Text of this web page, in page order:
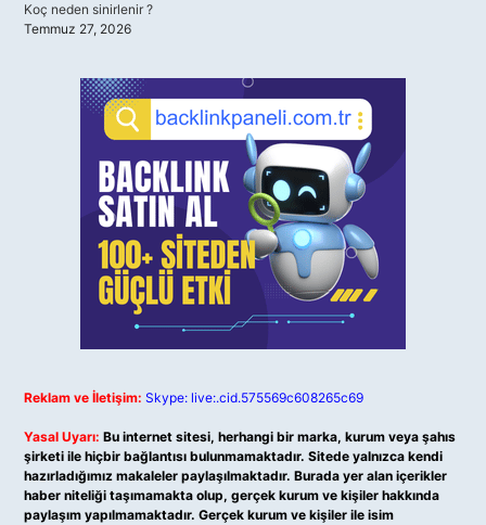
Koç neden sinirlenir ?
Temmuz 27, 2026
Reklam ve İletişim: Skype: live:.cid.575569c608265c69
Yasal Uyarı: Bu internet sitesi, herhangi bir marka, kurum veya şahıs
şirketi ile hiçbir bağlantısı bulunmamaktadır. Sitede yalnızca kendi
hazırladığımız makaleler paylaşılmaktadır. Burada yer alan içerikler
haber niteliği taşımamakta olup, gerçek kurum ve kişiler hakkında
paylaşım yapılmamaktadır. Gerçek kurum ve kişiler ile isim